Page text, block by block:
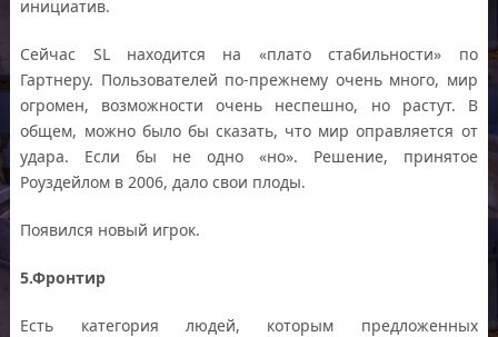
инициатив.
Сейчас SL находится на «плато стабильности» по
Гартнеру. Пользователей по-прежнему очень много, мир
огромен, возможности очень неспешно, но растут. В
общем, можно было бы сказать, что мир оправляется от
удара. Если бы не одно «но». Решение, принятое
Роуздейлом в 2006, дало свои плоды.
Появился новый игрок.
5.Фронтир
Есть категория людей, которым предложенных